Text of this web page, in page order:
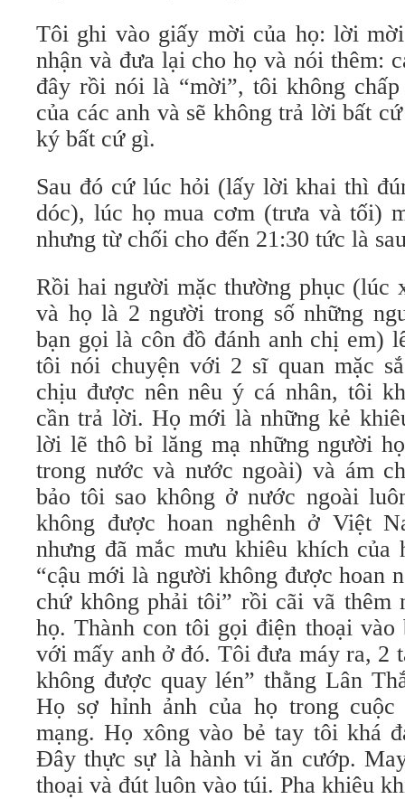
Tôi ghi vào giấy mời của họ: lời
nhận và đưa lại cho họ và nói thêm:
đây rồi nói là “mời”, tôi không
của các anh và sẽ không trả lời bất
ký bất cứ gì.
Sau đó cứ lúc hỏi (lấy lời khai thì
dóc), lúc họ mua cơm (trưa và tối)
nhưng từ chối cho đến 21:30 tức là
Rồi hai người mặc thường phục (lúc
và họ là 2 người trong số những
bạn gọi là côn đồ đánh anh chị em)
tôi nói chuyện với 2 sĩ quan mặc
chịu được nên nêu ý cá nhân, tôi
cần trả lời. Họ mới là những kẻ
lời lẽ thô bỉ lăng mạ những người
trong nước và nước ngoài) và ám
bảo tôi sao không ở nước ngoài
không được hoan nghênh ở Việt
nhưng đã mắc mưu khiêu khích của
“cậu mới là người không được hoan
chứ không phải tôi” rồi cãi vã thêm
họ. Thành con tôi gọi điện thoại vào
với mấy anh ở đó. Tôi đưa máy ra, 2
không được quay lén” thằng Lân
Họ sợ hỉnh ảnh của họ trong
mạng. Họ xông vào bẻ tay tôi khá
Đây thực sự là hành vi ăn cướp.
thoại và đút luôn vào túi. Pha khiêu